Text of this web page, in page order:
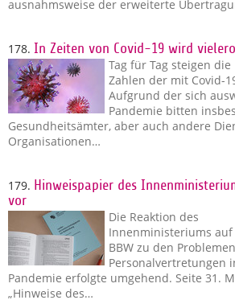
ausnahmsweise der erweiterte
178. In Zeiten von Covid-19 wird
Tag für Tag steigen die
Zahlen der mit Covid-
Aufgrund der sich
Pandemie bitten
Gesundheitsämter, aber auch andere
Organisationen…
179. Hinweispapier des
vor
Die Reaktion des
Innenministeriums
BBW zu den
Personalvertretungen
Pandemie erfolgte umgehend. Seite 31.
„Hinweise des…